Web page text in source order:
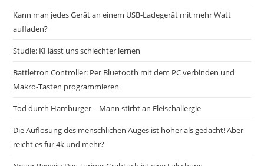
Kann man jedes Gerät an einem USB-Ladegerät mit mehr Watt
aufladen?
Studie: KI lässt uns schlechter lernen
Battletron Controller: Per Bluetooth mit dem PC verbinden und
Makro-Tasten programmieren
Tod durch Hamburger – Mann stirbt an Fleischallergie
Die Auflösung des menschlichen Auges ist höher als gedacht! Aber
reicht es für 4k und mehr?